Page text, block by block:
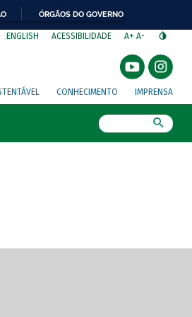
ÓRGÃOS DO GOVERNO
ENGLISH ACESSIBILIDADE A+ A-
CONHECIMENTO IMPRENSA